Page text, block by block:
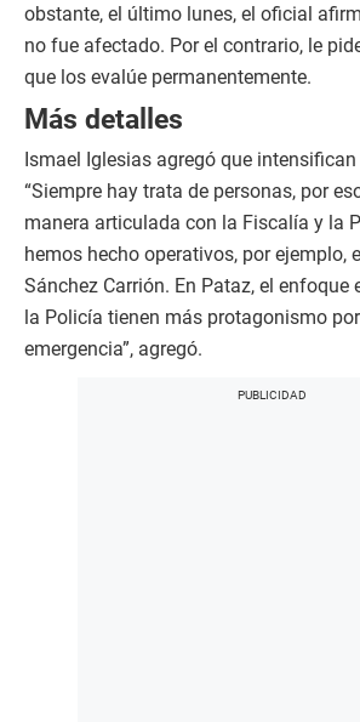
obstante, el último lunes, el oficial
no fue afectado. Por el contrario, le
que los evalúe permanentemente.
Más detalles
Ismael Iglesias agregó que
“Siempre hay trata de personas, por
manera articulada con la Fiscalía y la
hemos hecho operativos, por ejemplo,
Sánchez Carrión. En Pataz, el enfoque
la Policía tienen más protagonismo
emergencia”, agregó.